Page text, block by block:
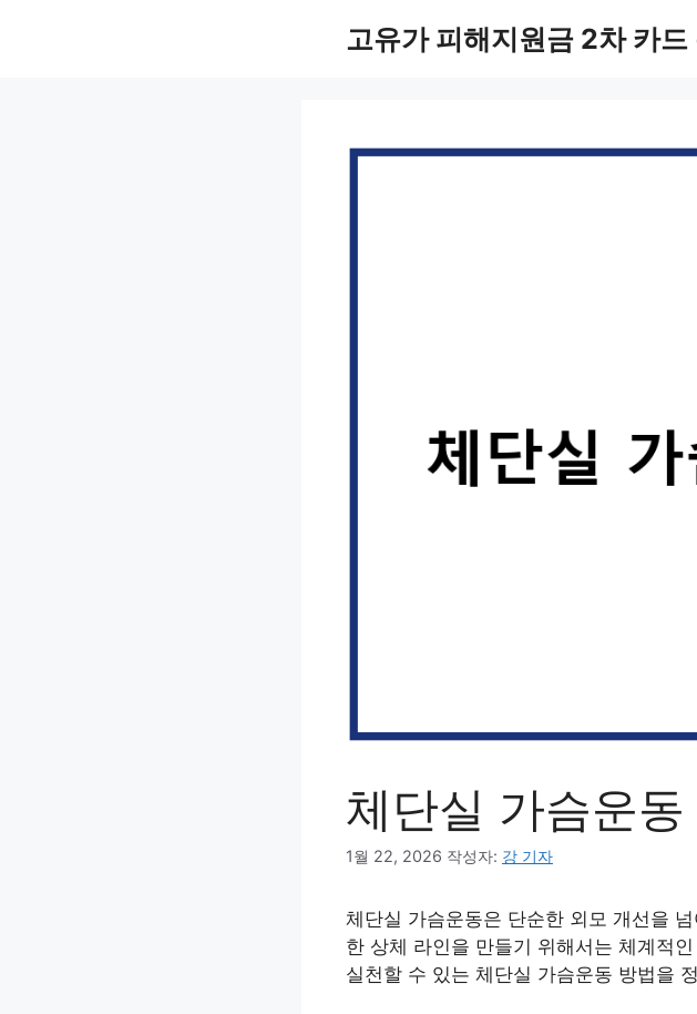
고유가 피해지원금 2차 카드
체단실 가슴운동
1월 22, 2026 작성자: 강 기자
체단실 가슴운동은 단순한 외모 개선을
한 상체 라인을 만들기 위해서는 체계적
실천할 수 있는 체단실 가슴운동 방법을